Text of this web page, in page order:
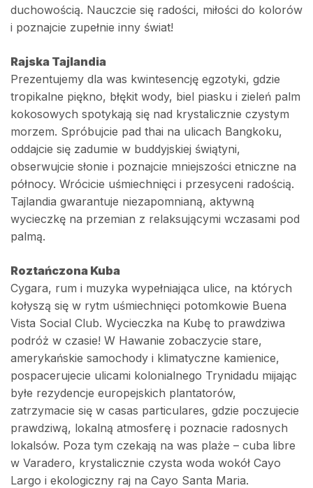
duchowością. Nauczcie się radości, miłości do kolorów
i poznajcie zupełnie inny świat!
Rajska Tajlandia
Prezentujemy dla was kwintesencję egzotyki, gdzie
tropikalne piękno, błękit wody, biel piasku i zieleń palm
kokosowych spotykają się nad krystalicznie czystym
morzem. Spróbujcie pad thai na ulicach Bangkoku,
oddajcie się zadumie w buddyjskiej świątyni,
obserwujcie słonie i poznajcie mniejszości etniczne na
północy. Wrócicie uśmiechnięci i przesyceni radością.
Tajlandia gwarantuje niezapomnianą, aktywną
wycieczkę na przemian z relaksującymi wczasami pod
palmą.
Roztańczona Kuba
Cygara, rum i muzyka wypełniająca ulice, na których
kołyszą się w rytm uśmiechnięci potomkowie Buena
Vista Social Club. Wycieczka na Kubę to prawdziwa
podróż w czasie! W Hawanie zobaczycie stare,
amerykańskie samochody i klimatyczne kamienice,
pospacerujecie ulicami kolonialnego Trynidadu mijając
byłe rezydencje europejskich plantatorów,
zatrzymacie się w casas particulares, gdzie poczujecie
prawdziwą, lokalną atmosferę i poznacie radosnych
lokalsów. Poza tym czekają na was plaże – cuba libre
w Varadero, krystalicznie czysta woda wokół Cayo
Largo i ekologiczny raj na Cayo Santa Maria.